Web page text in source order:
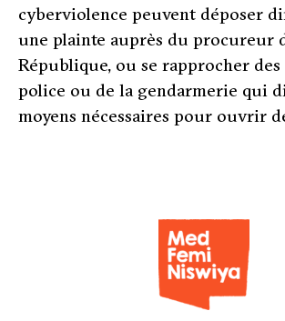
cyberviolence peuvent déposer
une plainte auprès du procureur
République, ou se rapprocher des
police ou de la gendarmerie qui
moyens nécessaires pour ouvrir